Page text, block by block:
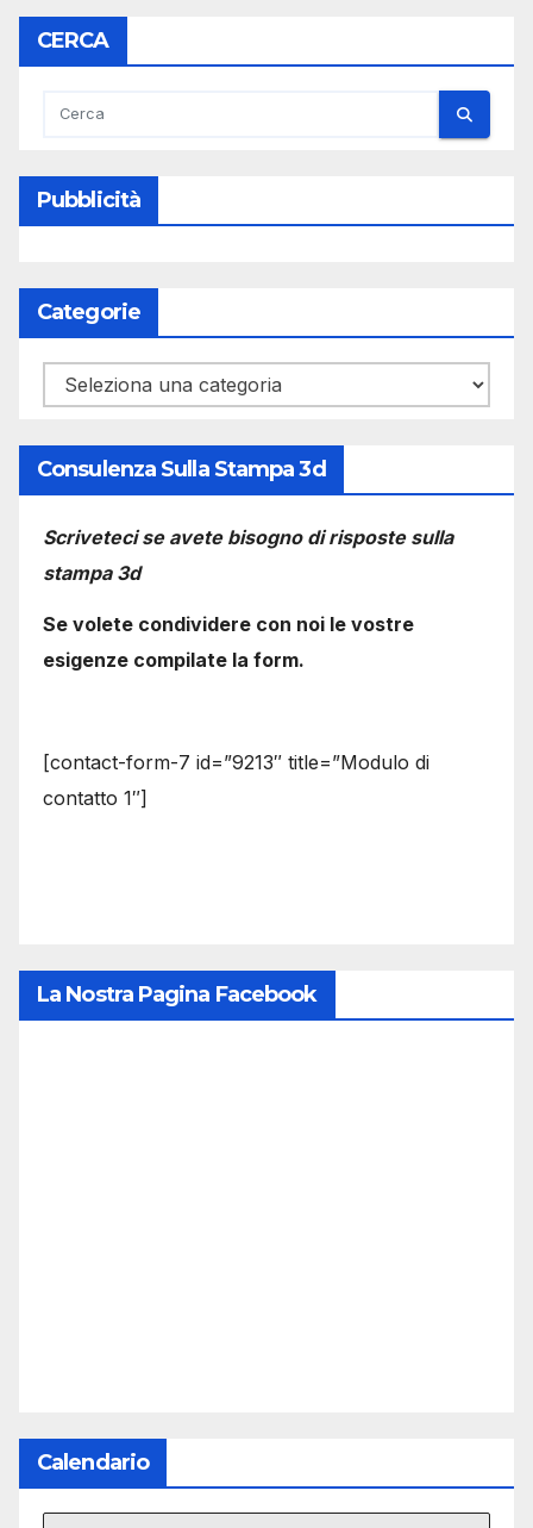
CERCA
Pubblicità
Categorie
Categorie
Consulenza Sulla Stampa 3d
Scriveteci se avete bisogno di risposte sulla
stampa 3d
Se volete condividere con noi le vostre
esigenze compilate la form.
[contact-form-7 id=”9213″ title=”Modulo di
contatto 1″]
La Nostra Pagina Facebook
Calendario